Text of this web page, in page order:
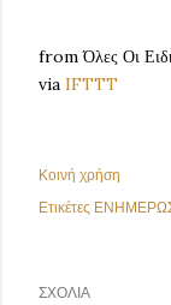
from Όλες Οι
via IFTTT
Κοινή χρήση
Ετικέτες
ΣΧΌΛΙΑ